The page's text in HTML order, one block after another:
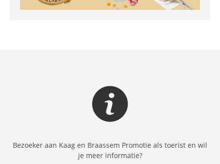
Bezoeker aan Kaag en Braassem Promotie als toerist en wil
je meer informatie?